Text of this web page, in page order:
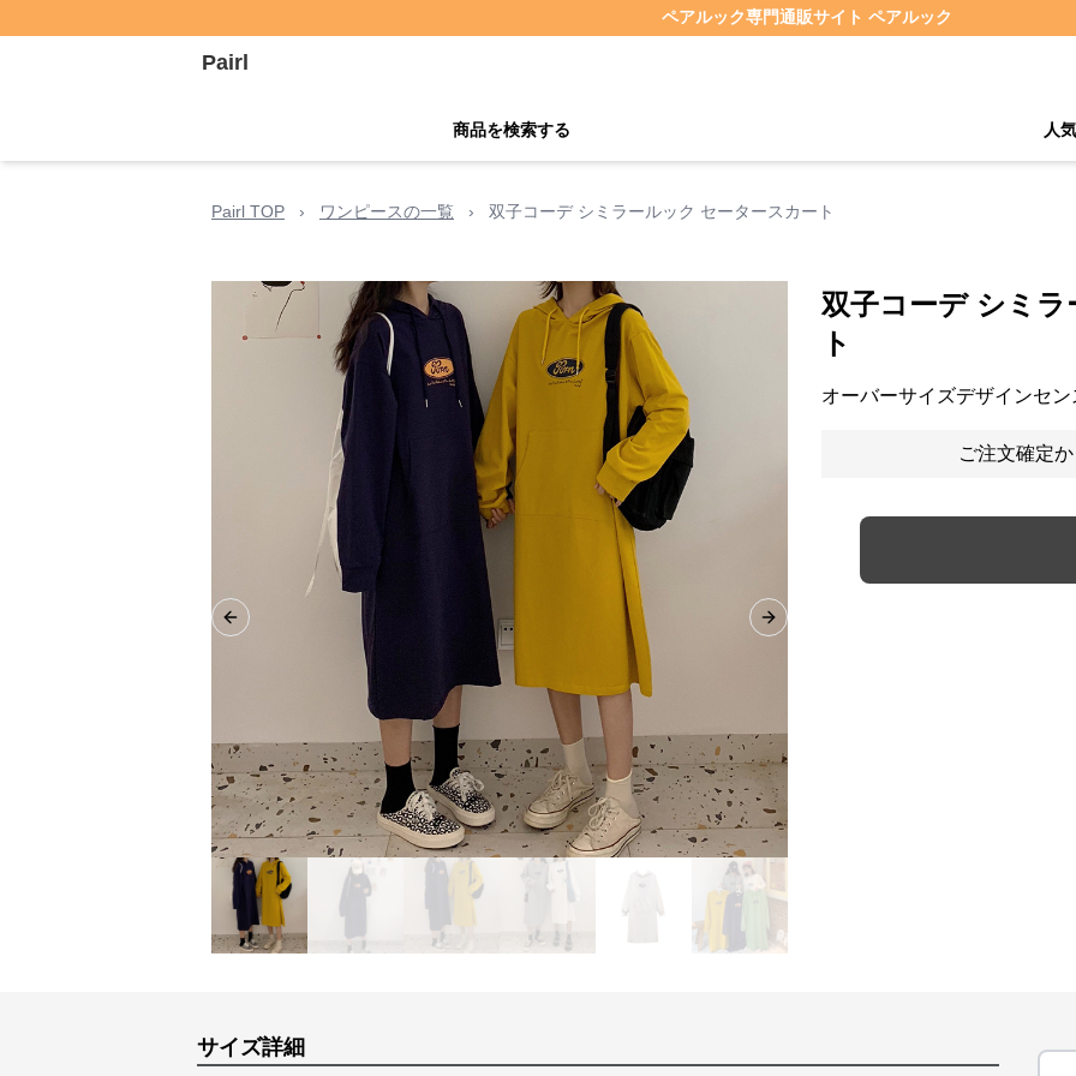
ペアルック専門通販サイト ペアルック
Pairl
商品を検索する 人
Pairl TOP › ワンピースの一覧 › 双子コーデ シミラールック セータースカート
Previous slide Next slide
双子コーデ シミ
ト
オーバーサイズデザインセ
ご注文確定
サイズ詳細